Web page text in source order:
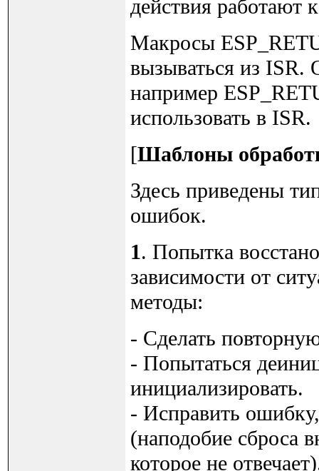
действия работают
Макросы
вызываться из ISR.
например
использовать в ISR.
[Шаблоны
Здесь приведены
ошибок.
1. Попытка
зависимости от
методы:
- Сделать
- Попытаться
инициализировать.
- Исправить
(наподобие сброса
которое не